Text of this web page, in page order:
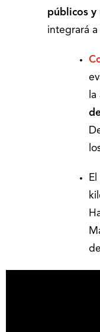
públicos y
integrará